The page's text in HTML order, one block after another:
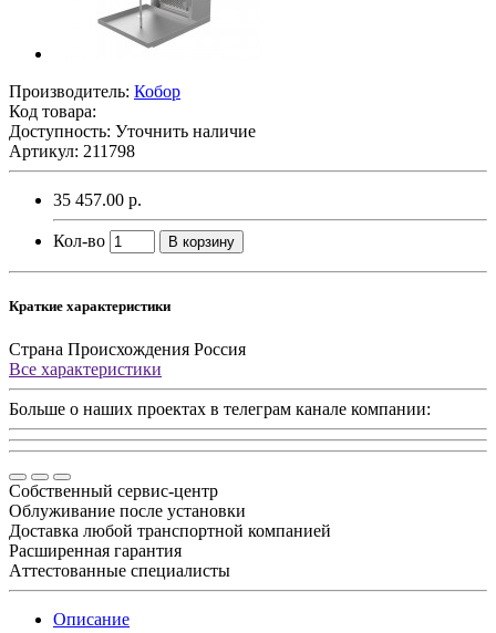
Производитель: Кобор
Код товара:
Доступность: Уточнить наличие
Артикул: 211798
35 457.00 р.
Кол-во В корзину
Краткие характеристики
Страна Происхождения Россия
Все характеристики
Больше о наших проектах в телеграм канале компании:
Собственный сервис-центр
Облуживание после установки
Доставка любой транспортной компанией
Расширенная гарантия
Aттестованные специалисты
Описание